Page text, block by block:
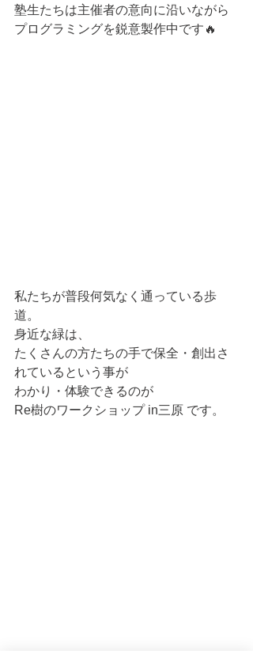
塾生たちは主催者の意向に沿いながら
プログラミングを鋭意製作中です🔥
私たちが普段何気なく通っている歩
道。
身近な緑は、
たくさんの方たちの手で保全・創出さ
れているという事が
わかり・体験できるのが
Re樹のワークショップ in三原 です。